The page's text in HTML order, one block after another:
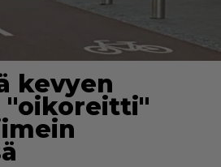
kevyen
"oikoreitti"